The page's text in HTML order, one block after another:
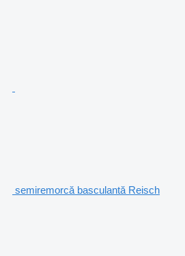
semiremorcă basculantă Reisch